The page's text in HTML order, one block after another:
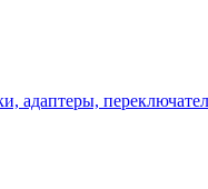
адаптеры,